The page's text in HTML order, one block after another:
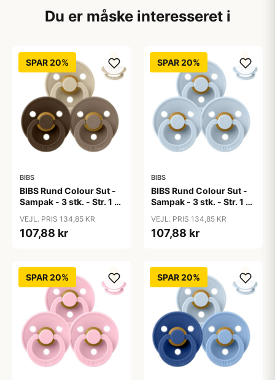
Du er måske interesseret i
SPAR 20%
BIBS
BIBS Rund Colour Sut -
Sampak - 3 stk. - Str. 1 -
VEJL. PRIS 134,85 KR
107,88 kr
SPAR 20%
BIBS
BIBS Rund Colour Sut -
Sampak - 3 stk. - Str. 1 -
VEJL. PRIS 134,85 KR
107,88 kr
SPAR 20% SPAR 20%